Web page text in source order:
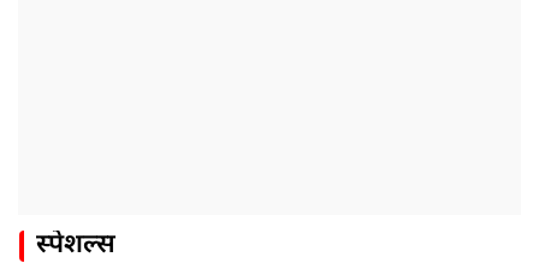
स्पेशल्स